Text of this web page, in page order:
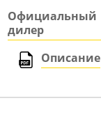
Официальный
дилер
Описание